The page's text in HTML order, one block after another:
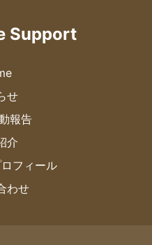
Support
せ
報告
介
フィール
わせ